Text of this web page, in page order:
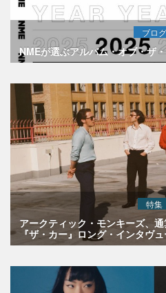
ブログ
NMEが選ぶアルバム・オブ・ザ
特集
アークティック・モンキーズ、
『ザ・カー』ロング・インタヴ